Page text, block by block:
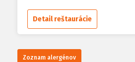
Detail reštaurácie
Zoznam alergénov